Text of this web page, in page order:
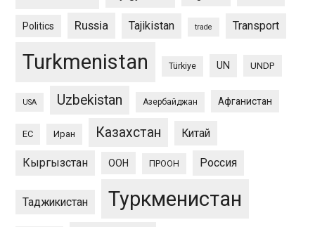
Politics Russia Tajikistan trade Transport
Turkmenistan Türkiye UN UNDP
USA Uzbekistan Азербайджан Афганистан
ЕС Иран Казахстан Китай
Кыргызстан ООН ПРООН Россия
Таджикистан Туркменистан